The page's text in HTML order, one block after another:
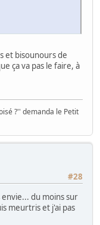
et bisounours de
ça va pas le faire, à
?'' demanda le Petit
#28
du moins sur
meurtris et j'ai pas